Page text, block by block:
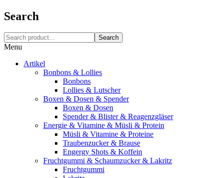
Search
Search
Menu
Artikel
Bonbons & Lollies
Bonbons
Lollies & Lutscher
Boxen & Dosen & Spender
Boxen & Dosen
Spender & Blister & Reagenzgläser
Energie & Vitamine & Müsli & Protein
Müsli & Vitamine & Proteine
Traubenzucker & Brause
Engergy Shots & Koffein
Fruchtgummi & Schaumzucker & Lakritz
Fruchtgummi